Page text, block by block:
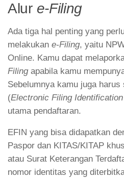
Alur e-Filing
Ada tiga hal penting yang
melakukan e-Filing, yaitu
Online. Kamu dapat
Filingapabila kamu
Sebelumnya kamu juga
(Electronic Filing
utama pendaftaran.
EFIN yang bisa didapatkan
Paspor dan KITAS/KITAP
atau Surat Keterangan
nomor identitas yang